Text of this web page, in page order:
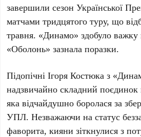
завершили сезон Української
матчами тридцятого туру, що
травня. «Динамо» здобуло важку
«Оболонь» зазнала поразки.
ПідопічніІгоря Костюка з
надзвичайно складний поєдинок
яка відчайдушно боролася за
УПЛ. Незважаючи на статус
фаворита, кияни зіткнулися з